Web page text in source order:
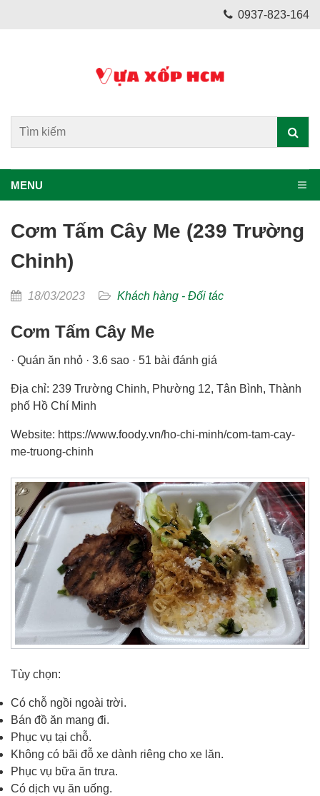
0937-823-164
MENU
Cơm Tấm Cây Me (239 Trường
Chinh)
18/03/2023 Khách hàng - Đối tác
Cơm Tấm Cây Me
· Quán ăn nhỏ · 3.6 sao · 51 bài đánh giá
Địa chỉ: 239 Trường Chinh, Phường 12, Tân Bình, Thành
phố Hồ Chí Minh
Website: https://www.foody.vn/ho-chi-minh/com-tam-cay-
me-truong-chinh
Tùy chọn:
Có chỗ ngồi ngoài trời.
Bán đồ ăn mang đi.
Phục vụ tại chỗ.
Không có bãi đỗ xe dành riêng cho xe lăn.
Phục vụ bữa ăn trưa.
Có dịch vụ ăn uống.